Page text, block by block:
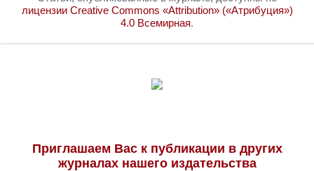
лицензии Creative Commons «Attribution» («Атрибуция»)
4.0 Всемирная.
Приглашаем Вас к публикации в других
журналах нашего издательства